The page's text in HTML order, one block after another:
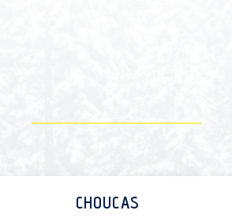
CHOUCAS